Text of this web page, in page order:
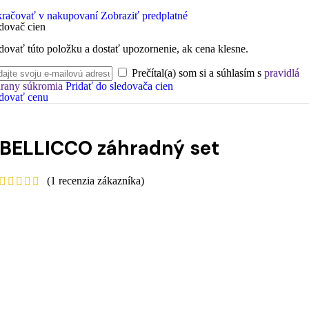
v nakupovaní Zobraziť predplatné
cien
túto položku a dostať upozornenie, ak cena klesne.
Prečítal(a) som si a súhlasím s pravidlá
súkromia Pridať do sledovača cien
cenu
BELLICCO záhradný set
(1 recenzia zákazníka)